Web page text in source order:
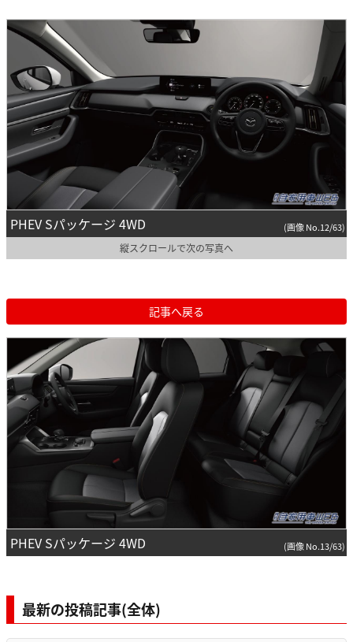
PHEV Sパッケージ 4WD (画像 No.12/63)
縦スクロールで次の写真へ
記事へ戻る
PHEV Sパッケージ 4WD (画像 No.13/63)
最新の投稿記事(全体)